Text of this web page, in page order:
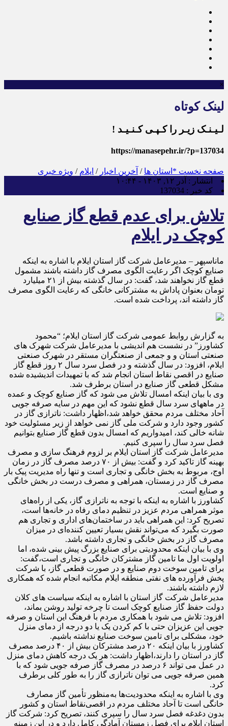
×
لینک کوتاه
لـیـنـک زیـر را کـپـی کـنـیـد !
https://manasepehr.ir/?p=137034
صفحه نخست *استان ها / آخرین اخبار / ایلام / ویژه خبری
انتشار : آذر ۱۲, ۱۴۰۳ - ۱۰:۴۴
کد خبر : 137034
تلاش برای عدم قطع گاز صنایع
کوچک در ایلام
ماناسپهر – مدیرعامل شرکت گاز استان ایلام با اشاره به اینکه
صنایع کوچک اگر رعایت الگوی مصرف گاز داشته باشند مشمول
قطع گاز نخواهند شد، گفت: در سال گذشته بیش از ۲۱ میلیارد
تومان بعنوان پاداش به مشترکانی خانگی که رعایت الگوی مصرف
گاز داشته اند، پرداخت شده است.
به گزارش روابط عمومی شرکت گاز استان ایلام؛ “محمود
کشاورز” در نشست هم اندیشی با مدیرعامل شرکت شهرک های
صنعتی استان و و جمعی از صنعتگران مستقر در شهرک صنعتی
ایلام، افزود: در سال گذشته و در فصل سرد سال ۲ روز قطع گاز
صنایع در اقصی نقاط استان انجام شد که با تمهیدات اندیشیده شده
مشکل قطعی گاز صنایع در استان برطرف شد.
وی با بیان اینکه امسال تلاش می شود که گاز صنایع کوچک و عمده
در ماههای سرد سال قطع نشود که این مهم در سایه صرفه جویی
آحاد مختلف مردم محقق خواهد شد،اظهار داشت: ناترازی گاز در
کشور وجود دارد و شرکت ملی گاز نمی خواهد از زیر مسئولیت خود
شانه خالی کند، امیدواریم که امسال بدون قطع گاز صنایع بتوانیم
فصل سرد سال را سپری کنیم.
مدیرعامل شرکت گاز استان ایلام بر لزوم فرهنگ سازی و مصرف
بهینه گاز تاکید کرد و گفت: بیش از ۷۰ درصد مصرف گاز در زمان
اوج، مربوط به بخش خانگی و تجاری است و تنها راه مدیریت پیک بار
مصرف گاز در زمستان، همراهی و مصرف درست در بخش خانگی
و صنایع است.
کشاورز با اشاره به اینکه با توجه به ناترازی گاز، یکی از راه‌های
موثر همراهی مردم عزیز در تنظیم دمای رفاه در خانه‌ها است،
تصریح کرد: این همراهی باید در ساختمان‌های اداری و تجاری هم
صورت بگیرد که می‌تواند نقش بسیار تعیین کننده‌ای در میزان
مصرف گاز در بخش خانگی و تجاری داشته باشد.
وی با بیان اینکه محدودیتی برای صنایع بزرگ پیش بینی شده، اما
اولویت اول ما تامین گاز مشترکان خانگی و تجاری است،گفت:
برای تامین سوخت دوم صنایع و در صورت قطعی گاز، با شرکت
پخش فرآورده های نفتی منطقه ایلام مکاتبه انجام شده که همکاری
لازم داشته باشند.
مدیرعامل شرکت گاز استان با اشاره به اینکه سیاست های کلان
دولت حفظ گاز صنایع کوچک است تا چرخه تولید روشن بماند،
افزود: تلاش می شود با همکاری مردم با فرهنگ این استان و صرفه
جویی این عزیزان حتی با کم کردن یک یا دو درجه از دمای منزل
خود، مشکلی برای تامین سوخت صنایع نداشته باشیم.
کشاورز با بیان اینکه ۲۰ درصد مشترکان بیش از ۴۰ درصد مصرف
گاز در استان را دارند،اظهار داشت: هر یک درجه کاهش دمای منزل
در عمل می تواند ۶ درصد در مصرف گاز صرفه جویی شود که با
همین صرفه جویی می توان ناترازی گاز را به طور کلی برطرف
کرد.
وی با اشاره به اینکه محدودیت‌ها به‌منظور تأمین گاز مصارف
خانگی است تا آحاد مختلف مردم در اقصی‌نقاط استان و کشور
بدون دغدغه فصل سرد سال را سپری کنند، تصریح کرد: شرکت گاز
استان ایلام برای فصل زمستان آمادگی کامل دارد و در این زمینه